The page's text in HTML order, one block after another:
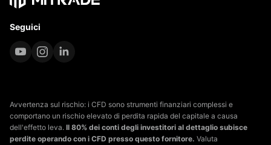
Seguici
Avvertenza sul rischio: i CFD sono strumenti finanziari complessi e
comportano un rischio elevato di perdita rapida del capitale a causa
dell'effetto leva. Il 80% dei conti degli investitori al dettaglio subisce
perdite operando con i CFD presso questo fornitore. Valuta